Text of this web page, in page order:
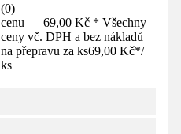
(0)
cenu — 69,00 Kč * Všechny
ceny vč. DPH a bez nákladů
na přepravu za ks69,00 Kč*/
ks